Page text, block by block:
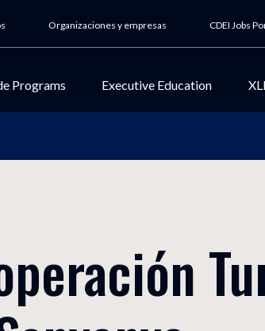
Organizaciones y empresas CDEI Jobs
Programs
académica
colaborador de la
Executive Education
Industry meetings